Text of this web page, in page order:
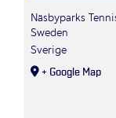
Näsbyparks
Sweden
Sverige
+ Google Map